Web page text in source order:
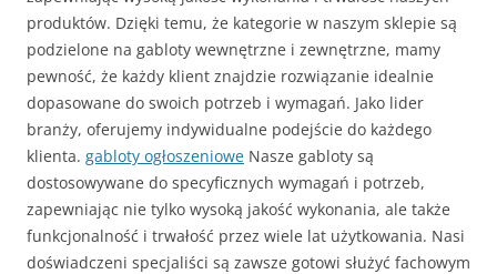
produktów. Dzięki temu, że kategorie w naszym sklepie są
podzielone na gabloty wewnętrzne i zewnętrzne, mamy
pewność, że każdy klient znajdzie rozwiązanie idealnie
dopasowane do swoich potrzeb i wymagań. Jako lider
branży, oferujemy indywidualne podejście do każdego
klienta. gabloty ogłoszeniowe Nasze gabloty są
dostosowywane do specyficznych wymagań i potrzeb,
zapewniając nie tylko wysoką jakość wykonania, ale także
funkcjonalność i trwałość przez wiele lat użytkowania. Nasi
doświadczeni specjaliści są zawsze gotowi służyć fachowym